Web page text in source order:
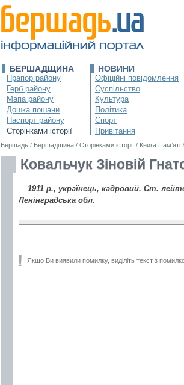
БЕРШАДЩИНА
Прапор району
Герб району
Мапа району
Дошка пошани
Паспорт району
Сторінками історії
НОВИНИ
Офіційні повідомлення
Суспільство
Культура
Політика
Спорт
Привітання
Бершадь / Бершадщина / Сторінками історії / Книга Пам’яті
Ковальчук Зіновій
1911 р., українець, кадровий. Ст.
Ленінградська обл.
Якщо Ви виявили помилку, виділіть текст з